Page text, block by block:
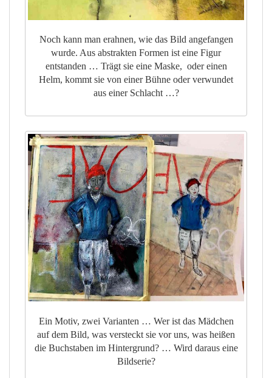
Noch kann man erahnen, wie das Bild angefangen
wurde. Aus abstrakten Formen ist eine Figur
entstanden … Trägt sie eine Maske, oder einen
Helm, kommt sie von einer Bühne oder verwundet
aus einer Schlacht …?
Ein Motiv, zwei Varianten … Wer ist das Mädchen
auf dem Bild, was versteckt sie vor uns, was heißen
die Buchstaben im Hintergrund? … Wird daraus eine
Bildserie?